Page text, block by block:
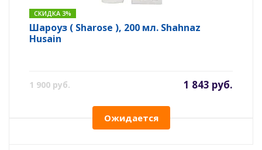
СКИДКА 3%
Шароуз ( Sharose ), 200 мл. Shahnaz
Husain
1 900 руб. 1 843 руб.
Ожидается